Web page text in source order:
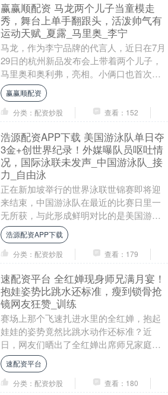
赢赢顺配资 马龙两个儿子当童模走
秀，舞台上单手翻跟头，活泼帅气有
运动天赋_夏露_马里奥_李宁
马龙，作为李宁品牌的代言人，近日在7月
29日的杭州新品发布会上带着两个儿子，
马里奥和奥利弗，亮相。小俩口也首次尝
试了童模走秀，不拘一格地在舞台上表演
了单手翻跟头....
赢赢顺配资
分类：配资炒股
查看：152
浩源配资APP下载 美国游泳队单日夺
3金+创世界纪录！外媒曝队员呕吐情
况，国际泳联未发声_中国游泳队_接
力_自由泳
正在新加坡举行的世界泳联世锦赛即将迎
来结束，中国游泳队在最近的比赛日里一
无所获，与此形成鲜明对比的是美国游泳
队，他们在单日连夺3枚金牌，并且还在接
力项目上打破了....
浩源配资APP下载
分类：配资炒股
查看：179
速配资平台 全红婵现身师兄满月宴！
抱娃姿势比跳水还标准，瘦到锁骨抢
镜网友狂赞_训练
赛场上那个飞速扎进水里的全红婵，抱起
娃娃的姿势竟然比跳水动作还标准？近
日，网友们晒出了全红婵出席师兄家庭满
月宴的照片，瞬间引发了热议。在照片
中，她穿着简单的T恤....
速配资平台
分类：配资炒股
查看：180